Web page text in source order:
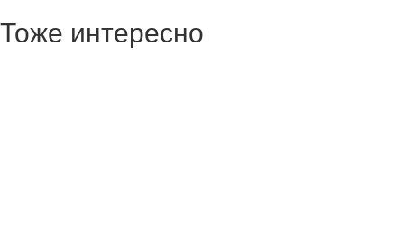
Тоже интересно